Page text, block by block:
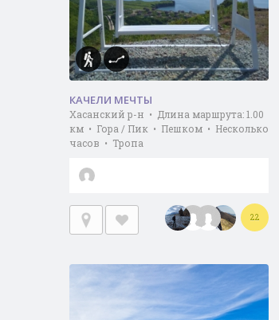
КАЧЕЛИ МЕЧТЫ
Хасанский р-н • Длина маршрута: 1.00
км • Гора / Пик • Пешком • Несколько
часов • Тропа
22